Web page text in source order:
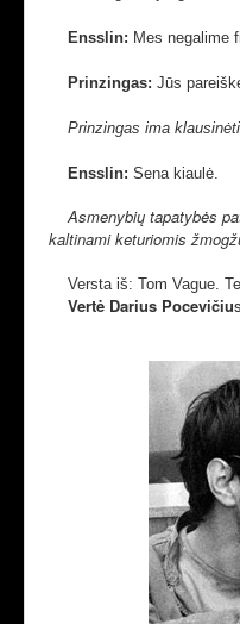
Ensslin: Mes negalime
Prinzingas: Jūs
Prinzingas ima
Ensslin: Sena kiaulė.
Asmenybių tapatybės
kaltinami keturiomis
Versta iš: Tom Vague.
Vertė Darius Pocevičius